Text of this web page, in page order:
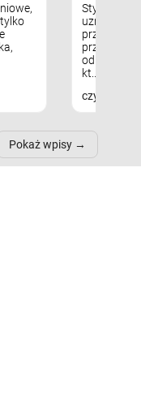
Styl
uznaniem
kt...
czytaj
Pokaż wpisy